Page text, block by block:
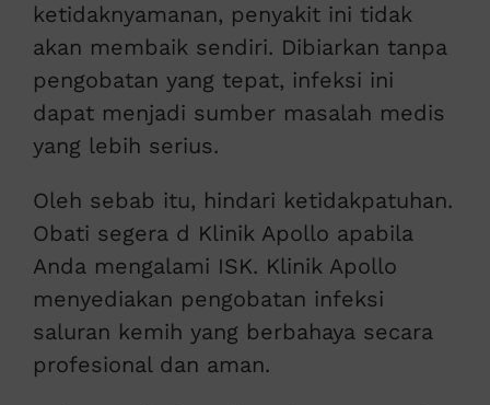
ketidaknyamanan, penyakit ini tidak
akan membaik sendiri. Dibiarkan tanpa
pengobatan yang tepat, infeksi ini
dapat menjadi sumber masalah medis
yang lebih serius.
Oleh sebab itu, hindari ketidakpatuhan.
Obati segera d Klinik Apollo apabila
Anda mengalami ISK. Klinik Apollo
menyediakan pengobatan infeksi
saluran kemih yang berbahaya secara
profesional dan aman.